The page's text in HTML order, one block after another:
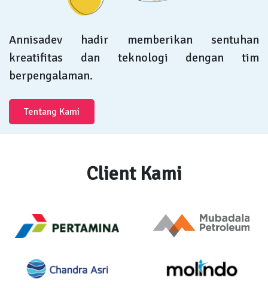
Annisadev hadir memberikan sentuhan
kreatifitas dan teknologi dengan tim
berpengalaman.
Tentang Kami
Client Kami